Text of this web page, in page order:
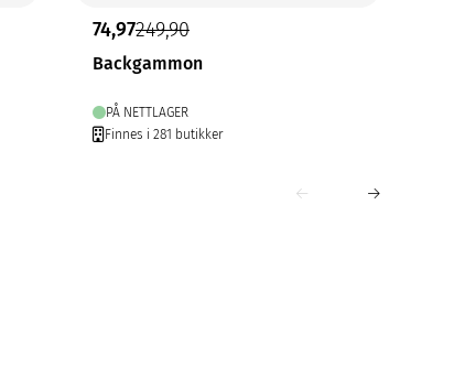
74,97249,90
Backgammon
PÅ NETTLAGER
Finnes i 281 butikker